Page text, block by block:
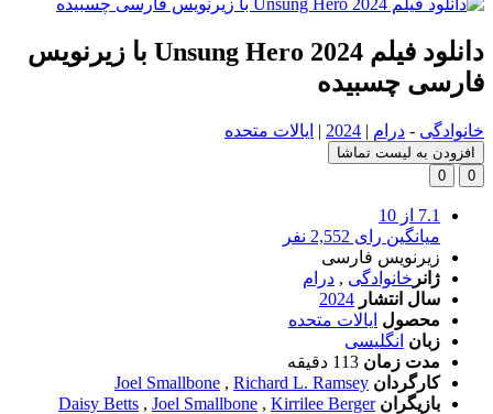
دانلود فیلم Unsung Hero 2024 با زیرنویس
فارسی چسبیده
خانوادگی - درام |
2024
| ایالات متحده
افزودن به لیست تماشا
0
0
7.1 از 10
میانگین رای 2,552 نفر
زیرنویس فارسی
ژانر خانوادگی , درام
سال انتشار 2024
محصول ایالات متحده
زبان انگلیسی
مدت زمان 113 دقیقه
کارگردان
Joel Smallbone , Richard L. Ramsey
بازیگران
Daisy Betts , Joel Smallbone , Kirrilee Berger